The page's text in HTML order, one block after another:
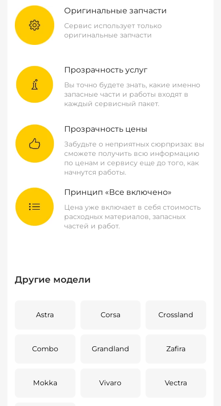
Оригинальные запчасти
Сервис использует только
оригинальные запчасти
Прозрачность услуг
Вы точно будете знать, какие именно
запасные части и работы входят в
каждый сервисный пакет.
Прозрачность цены
Забудьте о неприятных сюрпризах: вы
сможете получить всю информацию
по ценам и сервису еще до того, как
начнутся работы.
Принцип «Все включено»
Цена уже включает в себя стоимость
расходных материалов, запасных
частей и работ.
Другие модели
Astra Corsa Crossland
Combo Grandland Zafira
Mokka Vivaro Vectra